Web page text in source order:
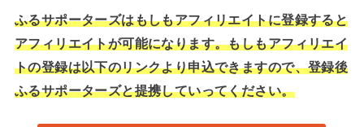
ふるサポーターズはもしもアフィリエイトに登録すると
アフィリエイトが可能になります。もしもアフィリエイ
トの登録は以下のリンクより申込できますので、登録後
ふるサポーターズと提携していってください。